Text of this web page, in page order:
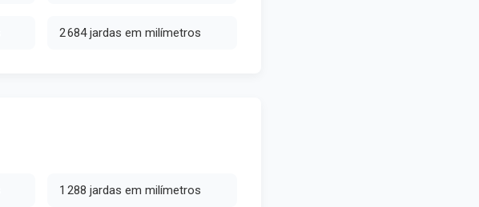
2 684 jardas em milímetros
1 288 jardas em milímetros